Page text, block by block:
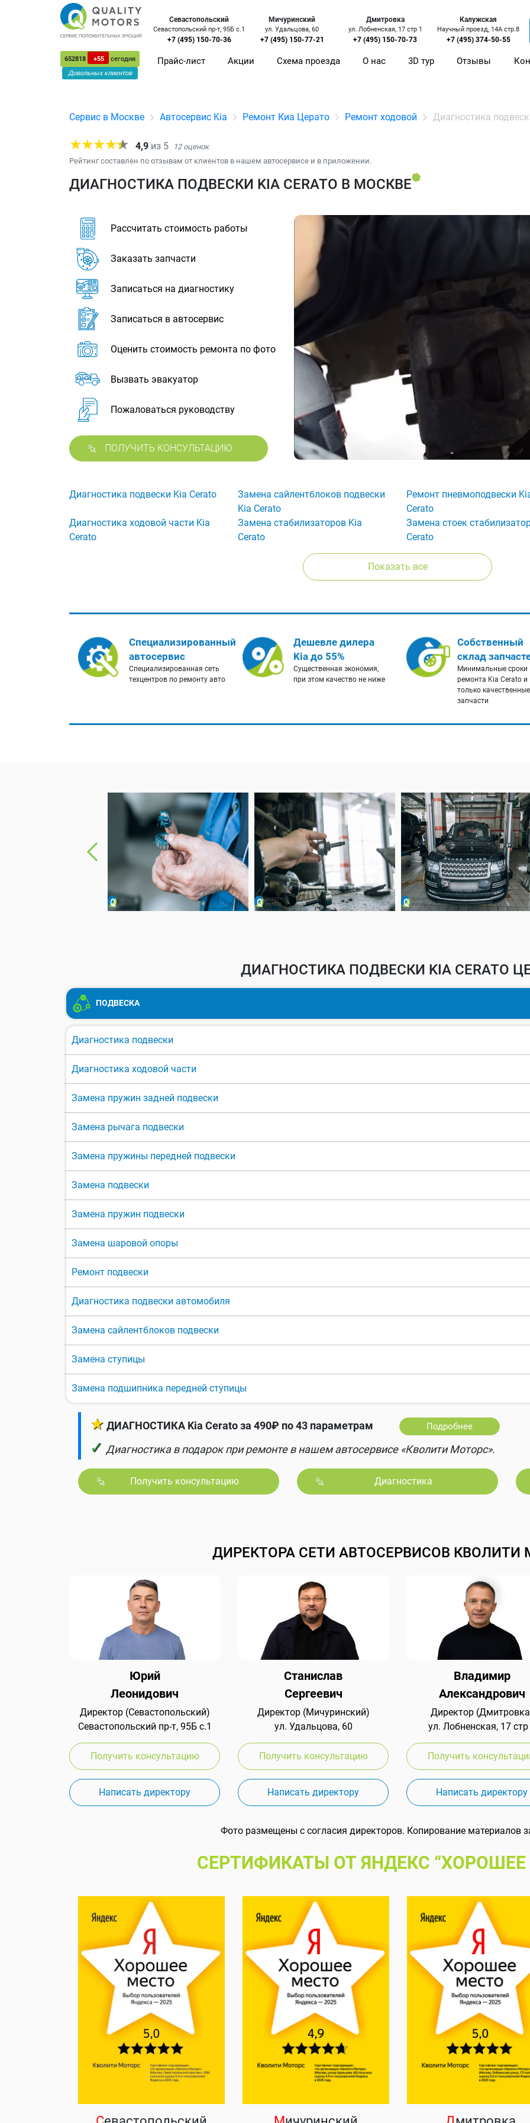
652818 +55
сегодня
Довольных клиентов
Севастопольский
Севастопольский пр-т, 95Б с.1
+7 (495) 150-70-36
Мичуринский
ул. Удальцова, 60
+7 (495) 150-77-21
Дмитровка
ул. Лобненская, 17 стр 1
+7 (495) 150-70-73
Калужская
Научный проезд, 14А стр.8
+7 (495) 374-50-55
Прайс-лист Акции Схема проезда О нас 3D тур Отзывы
Сервис в Москве Автосервис Kia Ремонт Киа Церато Ремонт ходовой Диагностика
4,9 из 5 12оценок
Рейтинг составлен по отзывам от клиентов в нашем автосервисе и в приложении.
ДИАГНОСТИКА ПОДВЕСКИ KIA CERATO В МОСКВЕ
Рассчитать стоимость работы
Заказать запчасти
Записаться на диагностику
Записаться в автосервис
Оценить стоимость ремонта по фото
Вызвать эвакуатор
Пожаловаться руководству
ПОЛУЧИТЬ КОНСУЛЬТАЦИЮ
Диагностика подвески Kia Cerato
Замена сайлентблоков подвески
Kia Cerato
Ремонт пневмоподвески
Cerato
Диагностика ходовой части Kia
Cerato
Замена стабилизаторов Kia
Cerato
Замена стоек
Cerato
Показать все
Специализированный
автосервис
Специализированная сеть
техцентров по ремонту авто
Дешевле дилера
Kia до 55%
Существенная экономия,
при этом качество не ниже
Собственный
склад
Минимальные сроки
ремонта Kia Cerato и
только качественные
запчасти
ДИАГНОСТИКА ПОДВЕСКИ KIA CERATO
ПОДВЕСКА
Диагностика подвески
Диагностика ходовой части
Замена пружин задней подвески
Замена рычага подвески
Замена пружины передней подвески
Замена подвески
Замена пружин подвески
Замена шаровой опоры
Ремонт подвески
Диагностика подвески автомобиля
Замена сайлентблоков подвески
Замена ступицы
Замена подшипника передней ступицы
★ ДИАГНОСТИКА Kia Cerato за 490₽ по 43 параметрам Подробнее
✓ Диагностика в подарок при ремонте в нашем автосервисе «Кволити Моторс».
Получить консультацию Диагностика
ДИРЕКТОРА СЕТИ АВТОСЕРВИСОВ КВОЛИТИ
Юрий
Леонидович
Директор (Севастопольский)
Севастопольский пр-т, 95Б с.1
Получить консультацию
Написать директору
Станислав
Сергеевич
Директор (Мичуринский)
ул. Удальцова, 60
Получить консультацию
Написать директору
Владимир
Александрович
Директор
ул. Лобненская, 17 стр
Получить
Написать директору
Фото размещены с согласия директоров. Копирование материалов
СЕРТИФИКАТЫ ОТ ЯНДЕКС “ХОРОШЕЕ